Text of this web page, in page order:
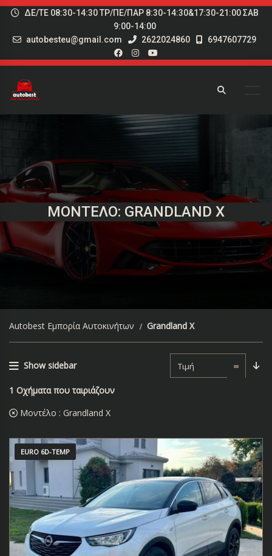
ΔΕ/ΤΕ 08:30-14:30 ΤΡ/ΠΕ/ΠΑΡ 8:30-14:30&17:30-21:00 ΣΑΒ
9:00-14:00
autobesteu@gmail.com
2622024860 6947607729
ΜΟΝΤΈΛΟ: GRANDLAND X
Autobest Εμπορία Αυτοκινήτων Grandland X
Show sidebar Τιμή
1 Οχήματα που ταιριάζουν
Μοντέλο : Grandland X
EURO 6D-TEMP